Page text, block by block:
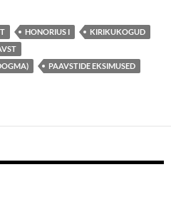
HONORIUS I
KIRIKUKOGUD
PAAVSTIDE EKSIMUSED